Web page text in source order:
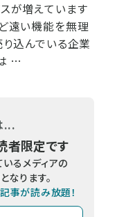
が増えています
遠い機能を無理
り込んでいる企業
…
...
者限定です
るメディアの
ります。
記事が読み放題！